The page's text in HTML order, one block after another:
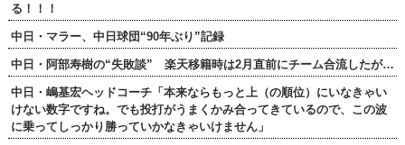
る！！！
中日・マラー、中日球団“90年ぶり”記録
中日・阿部寿樹の“失敗談” 楽天移籍時は2月直前にチーム合流したが…
中日・嶋基宏ヘッドコーチ「本来ならもっと上（の順位）にいなきゃい
けない数字ですね。でも投打がうまくかみ合ってきているので、この波
に乗ってしっかり勝っていかなきゃいけません」